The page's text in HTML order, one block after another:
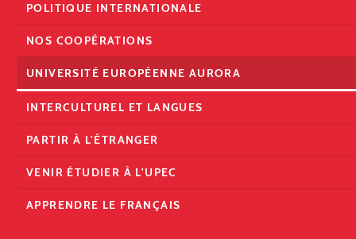
POLITIQUE INTERNATIONALE
NOS COOPÉRATIONS
UNIVERSITÉ EUROPÉENNE AURORA
INTERCULTUREL ET LANGUES
PARTIR À L'ÉTRANGER
VENIR ÉTUDIER À L'UPEC
APPRENDRE LE FRANÇAIS